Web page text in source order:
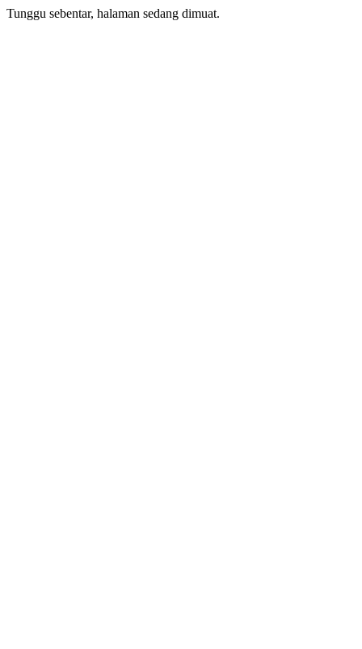
Tunggu sebentar, halaman sedang dimuat.